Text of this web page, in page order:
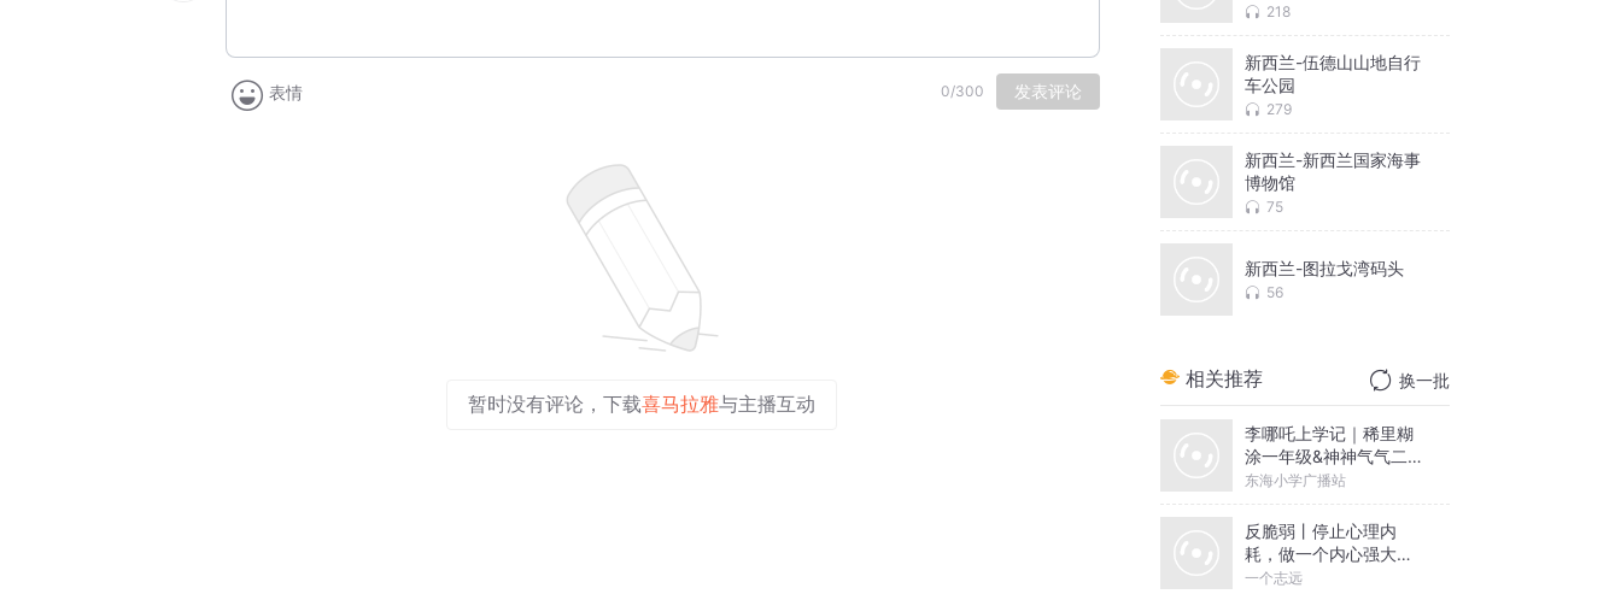
表情 0/300 发表评论
暂时没有评论，下载喜马拉雅与主播互动
218
新西兰-伍德山山地自行
车公园
279
新西兰-新西兰国家海事
博物馆
75
新西兰-图拉戈湾码头
56
相关推荐 换一批
李哪吒上学记｜稀里糊
涂一年级&神神气气二年
级
东海小学广播站
反脆弱丨停止心理内
耗，做一个内心强大的
人丨一个志远演播
一个志远